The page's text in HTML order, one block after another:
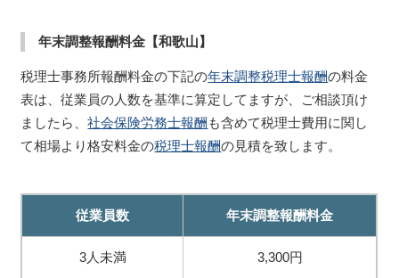
年末調整報酬料金【和歌山】
税理士事務所報酬料金の下記の年末調整税理士報酬の料金
表は、従業員の人数を基準に算定してますが、ご相談頂け
ましたら、社会保険労務士報酬 も含めて税理士費用に関し
て相場より格安料金の税理士報酬の見積を致します。
従業員数 年末調整報酬料金
3人未満 3,300円